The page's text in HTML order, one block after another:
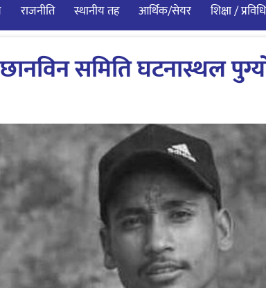
राजनीति स्थानीय तह आर्थिक/सेयर शिक्षा / प्रविधि
समिति घटनास्थल